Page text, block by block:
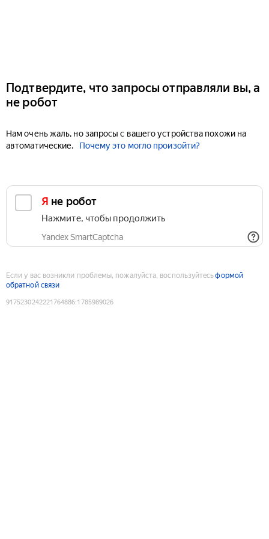
Подтвердите, что запросы отправляли вы, а
не робот
Нам очень жаль, но запросы с вашего устройства похожи на
автоматические.
Почему это могло произойти?
Я не робот
Нажмите, чтобы продолжить
Yandex SmartCaptcha
Если у вас возникли проблемы, пожалуйста, воспользуйтесьформой
обратной связи
9175230242221764886:1785989026